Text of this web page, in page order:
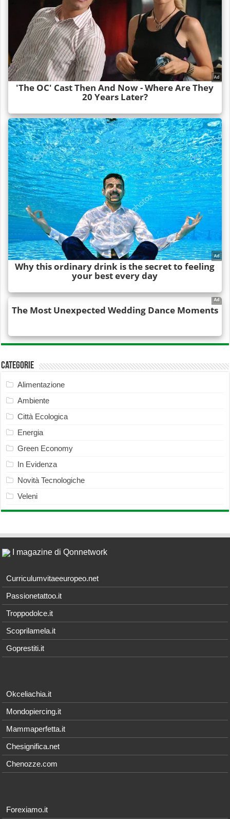
Categorie
Alimentazione
Ambiente
Città Ecologica
Energia
Green Economy
In Evidenza
Novità Tecnologiche
Veleni
I magazine di Qonnetwork
Curriculumvitaeeuropeo.net
Passionetattoo.it
Troppodolce.it
Scoprilamela.it
Goprestiti.it
Okceliachia.it
Mondopiercing.it
Mammaperfetta.it
Chesignifica.net
Chenozze.com
Forexiamo.it